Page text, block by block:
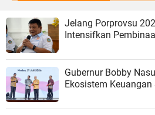
Jelang Porprovsu
Intensifkan
Gubernur Bobby
Ekosistem